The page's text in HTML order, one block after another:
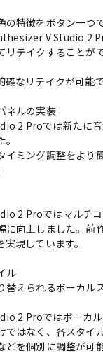
の特徴をボタン一つ
V Studio 2
リテイクすることが
なリテイクが可能で
ネルの実装
2 Proでは新たに
イミング調整をより
2 Proではマルチ
に向上しました。前
現しています。
ル
替えられるボーカル
2 Proではボーカ
ではなく、各スタイ
を個別に調整が可能